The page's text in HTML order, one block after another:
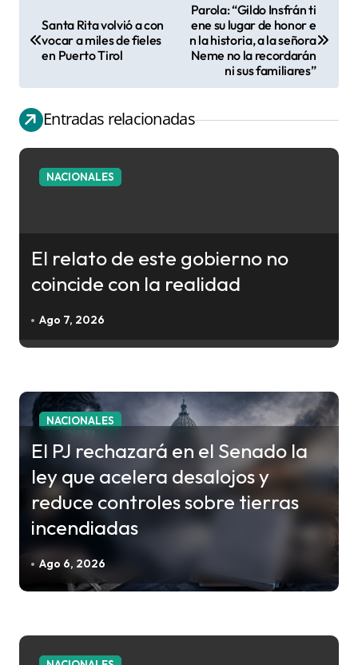
e
g
a
d
a
Santa Rita volvió a con
vocar a miles de fieles
en Puerto Tirol
Parola: “Gildo Insfrán ti
ene su lugar de honor e
n la historia, a la señora
Neme no la recordarán
ni sus familiares”
Entradas relacionadas
NACIONALES
El relato de este gobierno no
coincide con la realidad
Ago 7, 2026
NACIONALES
El PJ rechazará en el Senado la
ley que acelera desalojos y
reduce controles sobre tierras
incendiadas
Ago 6, 2026